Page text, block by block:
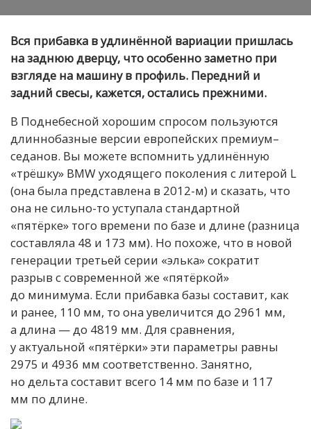
Вся прибавка в удлинённой вариации пришлась
на заднюю дверцу, что особенно заметно при
взгляде на машину в профиль. Передний и
задний свесы, кажется, остались прежними.
В Поднебесной хорошим спросом пользуются
длиннобазные версии европейских премиум–
седанов. Вы можете вспомнить удлинённую
«трёшку» BMW уходящего поколения с литерой L
(она была представлена в 2012-м) и сказать, что
она не сильно-то уступала стандартной
«пятёрке» того времени по базе и длине (разница
составляла 48 и 173 мм). Но похоже, что в новой
генерации третьей серии «элька» сократит
разрыв с современной же «пятёркой»
до минимума. Если прибавка базы составит, как
и ранее, 110 мм, то она увеличится до 2961 мм,
а длина — до 4819 мм. Для сравнения,
у актуальной «пятёрки» эти параметры равны
2975 и 4936 мм соответственно. Занятно,
но дельта составит всего 14 мм по базе и 117
мм по длине.